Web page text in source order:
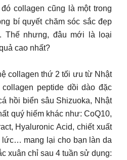
collagen cũng là một trong
bí quyết chăm sóc sắc đẹp
Thế nhưng, đâu mới là loại
cao nhất?
collagen thứ 2 tối ưu từ Nhật
peptide dồi dào đặc
hồi biển sâu Shizuoka, Nhật
quý hiếm khác như: CoQ10,
Hyaluronic Acid, chiết xuất
lức… mang lại cho bạn làn da
xuân chỉ sau 4 tuần sử dụng: